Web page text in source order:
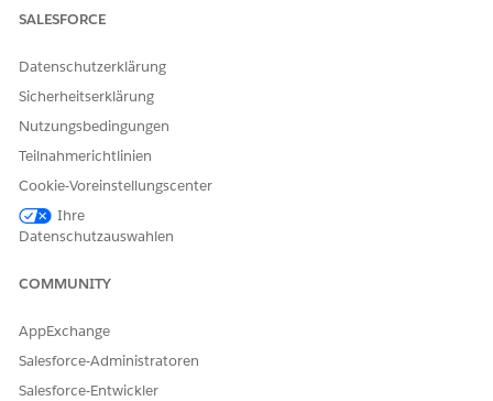
Geben Sie unter "Setup" im Feld "Schnellsuche" den Text
dannBenutzerdefinierte Einstellungen
Klicken Sie neben "Konfiguration für
Vermögensanwendungen" auf
Klicken Sie aufBearbeiten
Wählen SieGruppendatensatz-Rollups aktivieren
Speichern Sie Ihre Änderungen.
Geben Sie uns Feedback, damit wir uns verbessern können.
SALESFORCE
Datenschutzerklärung
Sicherheitserklärung
Nutzungsbedingungen
Teilnahmerichtlinien
Cookie-Voreinstellungscenter
Ihre
Datenschutzauswahlen
COMMUNITY
AppExchange
Salesforce-Administratoren
Salesforce-Entwickler